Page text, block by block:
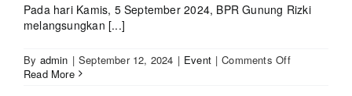
Pada hari Kamis, 5 September 2024, BPR Gunung Rizki
melangsungkan [...]
By admin | September 12, 2024 | Event | Comments Offon
Read More